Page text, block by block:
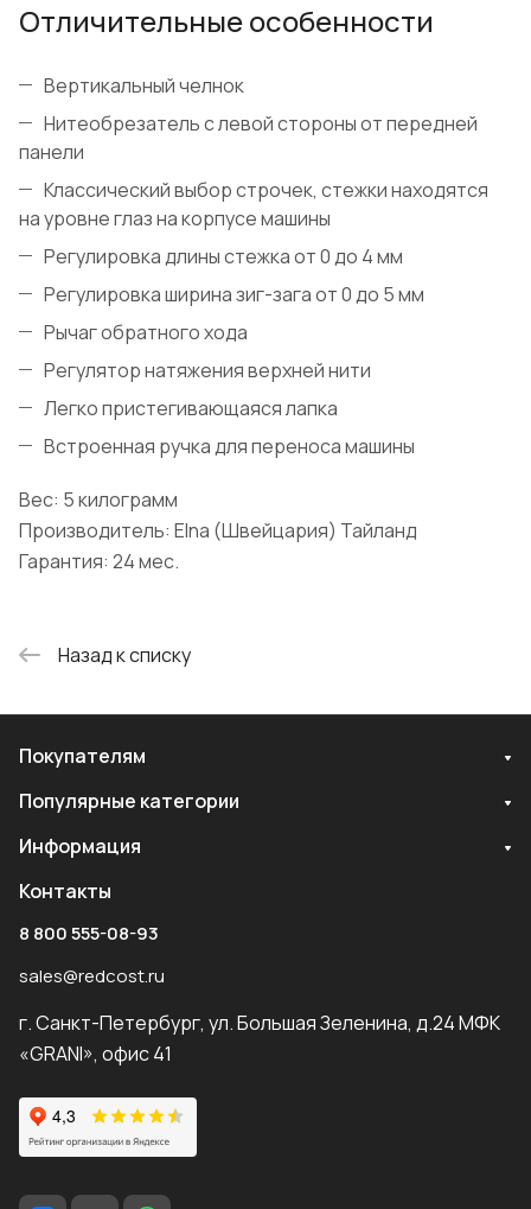
Отличительные особенности
Вертикальный челнок
Нитеобрезатель с левой стороны от передней
панели
Классический выбор строчек, стежки находятся
на уровне глаз на корпусе машины
Регулировка длины стежка от 0 до 4 мм
Регулировка ширина зиг-зага от 0 до 5 мм
Рычаг обратного хода
Регулятор натяжения верхней нити
Легко пристегивающаяся лапка
Встроенная ручка для переноса машины
Вес: 5 килограмм
Производитель: Elna (Швейцария) Тайланд
Гарантия: 24 мес.
Назад к списку
Покупателям
Популярные категории
Информация
Контакты
8 800 555-08-93
sales@redcost.ru
г. Санкт-Петербург, ул. Большая Зеленина, д.24 МФК
«GRANI», офис 41